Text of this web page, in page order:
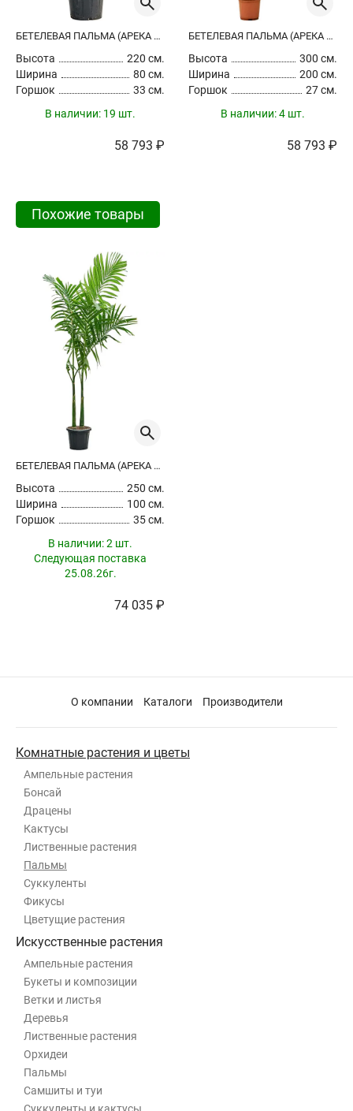
БЕТЕЛЕВАЯ ПАЛЬМА (АРЕКА КАТЕХУ)
Высота
220 см.
Ширина
80 см.
Горшок
33 см.
В наличии: 19 шт.
58 793 ₽
БЕТЕЛЕВАЯ ПАЛЬМА (АРЕКА КАТЕХУ)
Высота
300 см.
Ширина
200 см.
Горшок
27 см.
В наличии:4 шт.
58 793 ₽
Похожие товары
БЕТЕЛЕВАЯ ПАЛЬМА (АРЕКА КАТЕХУ) 2 СТВОЛА
Высота
250 см.
Ширина
100 см.
Горшок
35 см.
В наличии:2 шт.
Следующая поставка
25.08.26г.
74 035 ₽
О компании Каталоги Производители
Комнатные растения и цветы
Ампельные растения
Бонсай
Драцены
Кактусы
Лиственные растения
Пальмы
Суккуленты
Фикусы
Цветущие растения
Искусственные растения
Ампельные растения
Букеты и композиции
Ветки и листья
Деревья
Лиственные растения
Орхидеи
Пальмы
Самшиты и туи